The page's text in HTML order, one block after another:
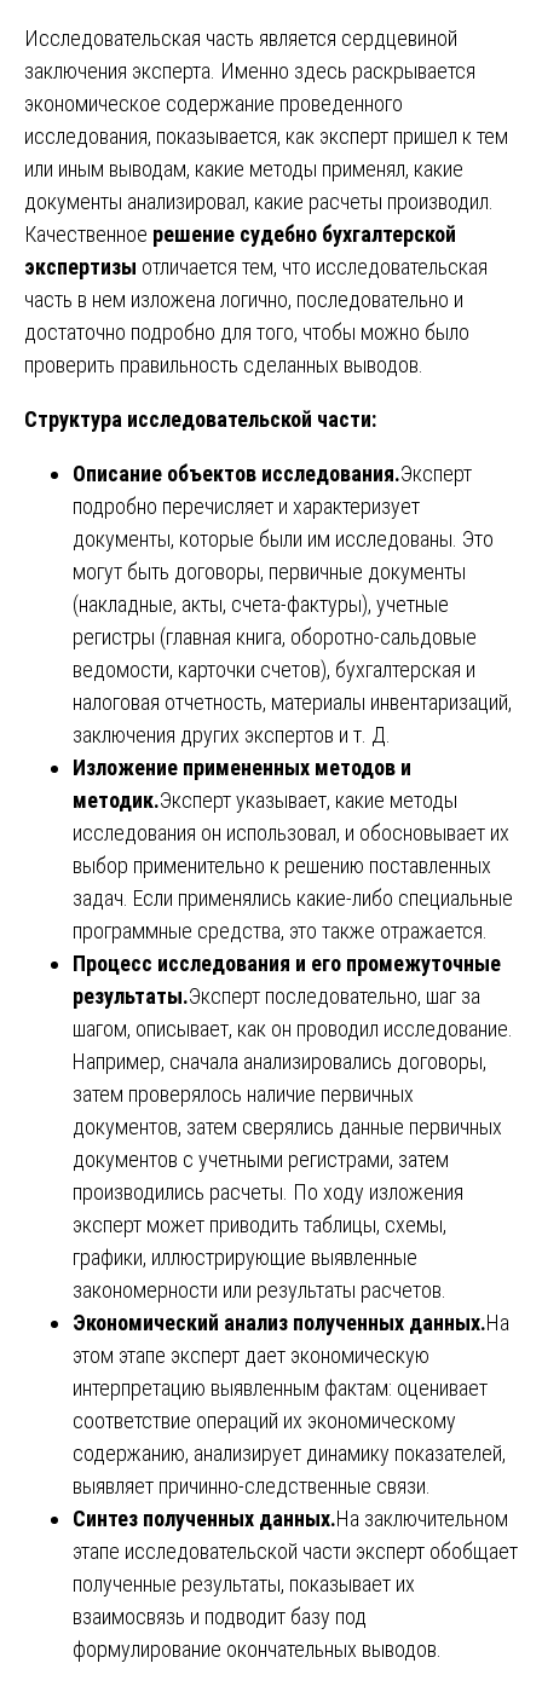
Исследовательская часть является сердцевиной
заключения эксперта. Именно здесь раскрывается
экономическое содержание проведенного
исследования, показывается, как эксперт пришел к тем
или иным выводам, какие методы применял, какие
документы анализировал, какие расчеты производил.
Качественное решение судебно бухгалтерской
экспертизы отличается тем, что исследовательская
часть в нем изложена логично, последовательно и
достаточно подробно для того, чтобы можно было
проверить правильность сделанных выводов.
Структура исследовательской части:
Описание объектов исследования.Эксперт
подробно перечисляет и характеризует
документы, которые были им исследованы. Это
могут быть договоры, первичные документы
(накладные, акты, счета-фактуры), учетные
регистры (главная книга, оборотно-сальдовые
ведомости, карточки счетов), бухгалтерская и
налоговая отчетность, материалы инвентаризаций,
заключения других экспертов и т. Д.
Изложение примененных методов и
методик.Эксперт указывает, какие методы
исследования он использовал, и обосновывает их
выбор применительно к решению поставленных
задач. Если применялись какие-либо специальные
программные средства, это также отражается.
Процесс исследования и его промежуточные
результаты.Эксперт последовательно, шаг за
шагом, описывает, как он проводил исследование.
Например, сначала анализировались договоры,
затем проверялось наличие первичных
документов, затем сверялись данные первичных
документов с учетными регистрами, затем
производились расчеты. По ходу изложения
эксперт может приводить таблицы, схемы,
графики, иллюстрирующие выявленные
закономерности или результаты расчетов.
Экономический анализ полученных данных.На
этом этапе эксперт дает экономическую
интерпретацию выявленным фактам: оценивает
соответствие операций их экономическому
содержанию, анализирует динамику показателей,
выявляет причинно-следственные связи.
Синтез полученных данных.На заключительном
этапе исследовательской части эксперт обобщает
полученные результаты, показывает их
взаимосвязь и подводит базу под
формулирование окончательных выводов.